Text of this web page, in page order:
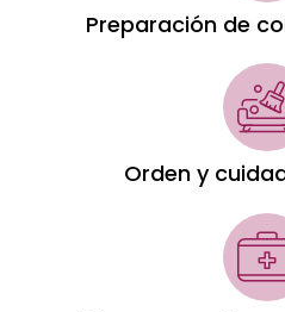
Preparación de
Orden y